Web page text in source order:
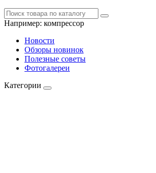
Например: компрессор
Новости
Обзоры новинок
Полезные советы
Фотогалереи
Категории